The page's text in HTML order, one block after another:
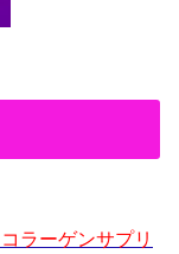
コラーゲンサプリ